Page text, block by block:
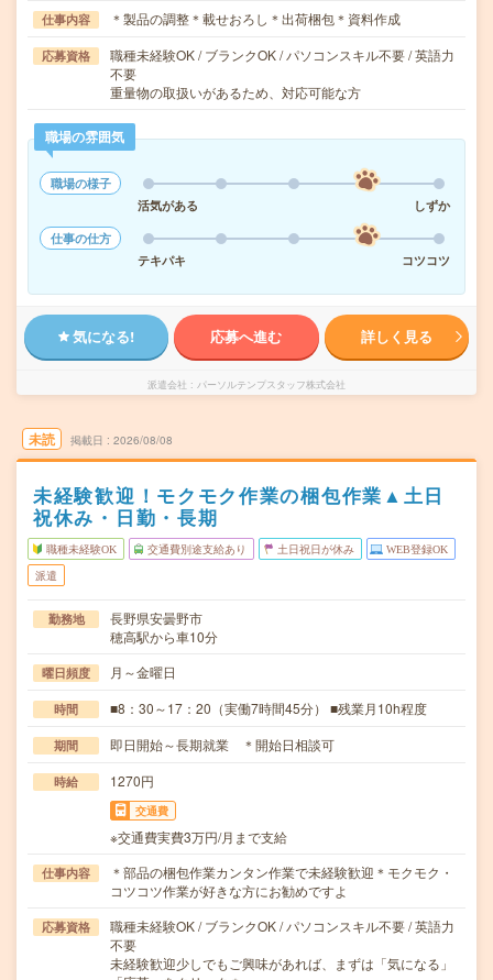
仕事内容 ＊製品の調整＊載せおろし＊出荷梱包＊資料作成
応募資格
職種未経験OK / ブランクOK / パソコンスキル不要 / 英語力
不要
重量物の取扱いがあるため、対応可能な方
職場の雰囲気
職場の様子
活気がある
しずか
仕事の仕方
テキパキ
コツコツ
気になる! 応募へ進む 詳しく見る
派遣会社 パーソルテンプスタッフ株式会社
未読 掲載日 2026/08/08
未経験歓迎！モクモク作業の梱包作業▲土日
祝休み・日勤・長期
職種未経験OK 交通費別途支給あり 土日祝日が休み WEB登録OK
派遣
勤務地
長野県安曇野市
穂高駅から車10分
曜日頻度 月～金曜日
時間 ■8：30～17：20（実働7時間45分） ■残業月10h程度
期間 即日開始～長期就業 ＊開始日相談可
時給 1270円
交通費
※交通費実費3万円/月まで支給
仕事内容
＊部品の梱包作業カンタン作業で未経験歓迎＊モクモク・
コツコツ作業が好きな方にお勧めですよ
応募資格
職種未経験OK / ブランクOK / パソコンスキル不要 / 英語力
不要
未経験歓迎少しでもご興味があれば、まずは「気になる」